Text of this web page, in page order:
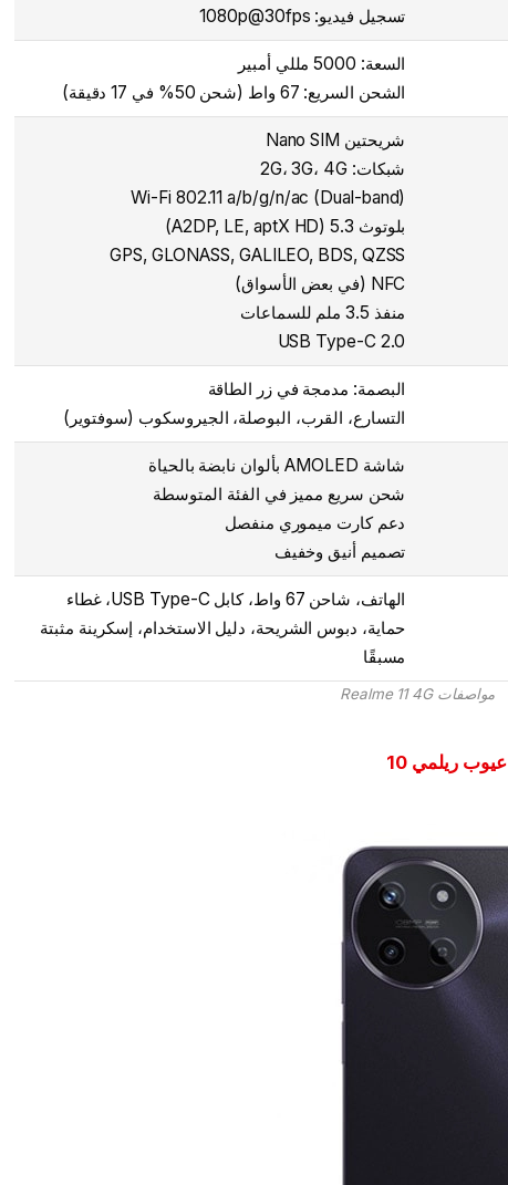
تسجيل فيديو: 1080p@30fps
السعة: 5000 مللي أمبير
الشحن السريع: 67 واط (شحن 50% في 17 دقيقة)
شريحتين Nano SIM
شبكات: 2G، 3G، 4G
Wi-Fi 802.11 a/b/g/n/ac (Dual-band)
بلوتوث 5.3 (A2DP, LE, aptX HD)
GPS, GLONASS, GALILEO, BDS, QZSS
NFC (في بعض الأسواق)
منفذ 3.5 ملم للسماعات
USB Type-C 2.0
البصمة: مدمجة في زر الطاقة
التسارع، القرب، البوصلة، الجيروسكوب (سوفتوير)
شاشة AMOLED بألوان نابضة بالحياة
شحن سريع مميز في الفئة المتوسطة
دعم كارت ميموري منفصل
تصميم أنيق وخفيف
الهاتف، شاحن 67 واط، كابل USB Type-C، غطاء
حماية، دبوس الشريحة، دليل الاستخدام، إسكرينة مثبتة
مسبقًا
مواصفات Realme 11 4G